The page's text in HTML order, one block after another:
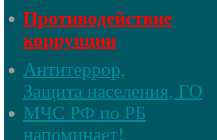
Противодействие
коррупции
Антитеррор,
Защита населения, ГО
МЧС РФ по РБ
напоминает!